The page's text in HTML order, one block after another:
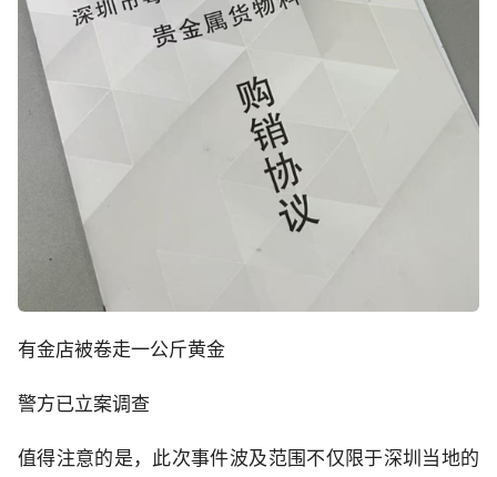
有金店被卷走一公斤黄金
警方已立案调查
值得注意的是，此次事件波及范围不仅限于深圳当地的